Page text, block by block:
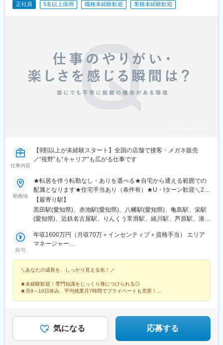
駅、忍ケ丘駅、大日駅、河内天美駅、大阪難波駅、近鉄日本橋
駅、赤羽駅、自由が丘駅、学芸大学駅、立飛駅、大泉学園駅、南
メトロ)、秋葉原駅、大手町駅(東京都)、秋津駅、高幡不動駅、豊
住駅、佐野市駅、氏家駅、宇都宮大学陽東キャンパス駅、江曽島
町駅、西鉄福岡駅、竹下駅、福間駅、折尾駅、スペースワールド
駅、道場南口駅、飾磨駅、浦添前田駅、てだこ浦西駅、小禄駅、
古島駅、おもろまち駅、木曽川駅、栄生駅、栄町駅(愛知県)、名古
綱島駅、新高島駅、下飯田駅、馬車道駅、海老名駅(相模線)、横須
賀駅、茅ケ崎駅、溝の口駅、川崎駅、石上駅、新静岡駅、新浜松
駅、津田沼駅、千葉駅、京成船橋駅、公園駅、茨木駅、なんば駅
(地下鉄)、高槻市駅、日本橋駅(大阪府)、梅田駅(地下鉄)、西梅田
駅、長崎駅前駅、虎ノ門駅、原宿駅、神泉駅、牛込神楽坂駅、銀
駅、九品仏駅、高松駅(東京都)、台場駅、汐留駅、新宿御苑前駅、
新宿西口駅、岩本町駅、東京駅、新秋津駅、程久保駅、春日駅(東
寿川駅、神戸駅(兵庫県)、赤嶺駅、名鉄名古屋駅、矢場町駅、西川
緑道公園駅、九条駅(京都府)、熊本城・市役所前駅、二本木口駅、
追分駅(三重県)、都通駅、高島町駅、高津駅(神奈川県)、日吉町
駅、第一通り駅、京成津田沼駅、栄町駅(千葉県)、東海神駅、井野
駅、上野御徒町駅、奥沢駅、泉体育館駅、東京国際クルーズター
ミナル駅、内幸町駅、西武新宿駅、淡路町駅、二重橋前駅、水道
橋駅、立川南駅、天神南駅、旦過駅、三宮駅(神戸新交通)、西元町
正社員 5名以上採用 職種未経験歓迎 業種未経験歓迎
仕事内容
【9割以上が未経験スタート】全国の店舗で接客・メガネ販売
／“視野”も“キャリア”も広がる仕事です
勤務地
★転居を伴う転勤なし・ありを選べる★自宅から通える範囲での
配属となります★住宅手当あり（条件有）★U・Iターン歓迎＼26
年下期オープン！／イオンモール伊達店（福島県）西武飯能ぺぺ
店（埼玉県） ＼積極募集中店舗／新宿東口店、有楽町マルイ店、
渋谷ロフト店 他東京都内37店舗名古屋ゲートウォーク店、イオ
んばCITY店 他大阪府内15店舗＼エリアマネージャーが語る各エ
リアの魅力／★20代の若いスタッフが中心で、年齢が近いため和
流が盛んです！ （関東エリア）＜募集店舗一覧＞■東北秋田、福
島■関東東京、神奈川、千葉、埼玉、茨城、栃木■中部静岡、愛
四国岡山、島根■九州福岡、宮崎、長崎、佐賀、熊本、大分、鹿児
【最寄り駅】
黒田駅(愛知県)、赤池駅(愛知県)、八幡駅(愛知県)、亀島駅、栄駅
(愛知県)、近鉄名古屋駅、りんくう常滑駅、緒川駅、芦原駅、港区
中駅、上前津駅、ひたち野うしく駅、水戸駅、東海駅、岡山駅、
球場前駅(岡山県)、新加納駅、美濃青柳駅、土岐市駅、モレラ岐阜
馬総社駅、佐賀駅、虹ノ松原駅、浦和駅、さいたま新都心駅、大
宮駅(埼玉県)、浦和美園駅、南浦和駅、藤の牛島駅、小手指駅、所
沢駅、志木駅、ふかや花園駅、西川口駅、越谷レイクタウン駅、
北戸田駅、戸田公園駅、新三郷駅、朝霞駅、武蔵藤沢駅、鶴瀬
鹿児島中央駅前駅、羽後本荘駅、亀田駅、伊勢原駅、新綱島駅、
横浜駅、たまプラーザ駅、ゆめが丘駅、京急鶴見駅、鴨居駅、海
老名駅(相鉄・小田急)、大船駅、平塚駅、汐入駅、みなとみらい
給与
年収1600万円（月収70万＋インセンティブ＋資格手当） エリア
マネージャー
社歴5年
＼あなたの成長を、しっかり見える化！／
★未経験歓迎！専門知識をじっくり身につけられる◎
★月9～10日休み、平均残業月7時間でプライベートも充実！
気になる 応募する